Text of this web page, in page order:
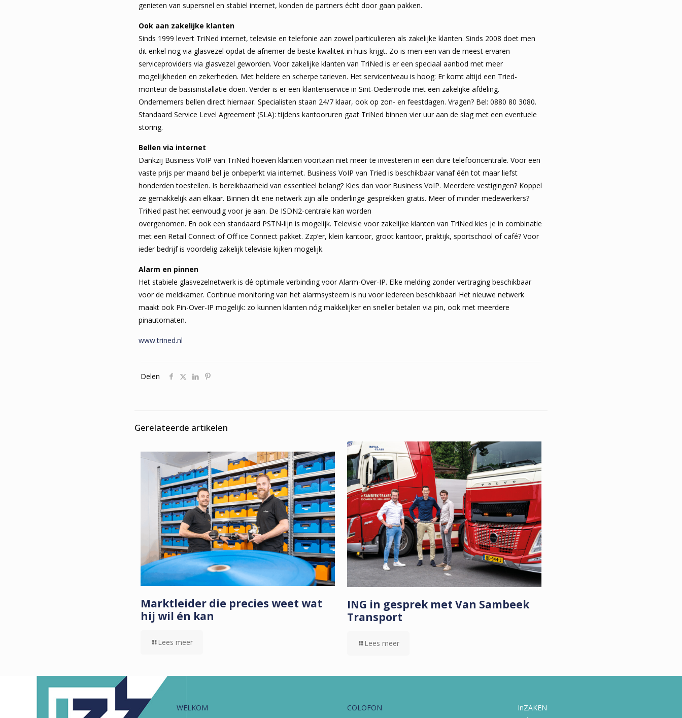
genieten van supersnel en stabiel internet, konden de partners écht door gaan pakken.
Ook aan zakelijke klanten
Sinds 1999 levert TriNed internet, televisie en telefonie aan zowel particulieren als zakelijke klanten. Sinds 2008 doet men
dit enkel nog via glasvezel opdat de afnemer de beste kwaliteit in huis krijgt. Zo is men een van de meest ervaren
serviceproviders via glasvezel geworden. Voor zakelijke klanten van TriNed is er een speciaal aanbod met meer
mogelijkheden en zekerheden. Met heldere en scherpe tarieven. Het serviceniveau is hoog: Er komt altijd een Tried-
monteur de basisinstallatie doen. Verder is er een klantenservice in Sint-Oedenrode met een zakelijke afdeling.
Ondernemers bellen direct hiernaar. Specialisten staan 24/7 klaar, ook op zon- en feestdagen. Vragen? Bel: 0880 80 3080.
Standaard Service Level Agreement (SLA): tijdens kantooruren gaat TriNed binnen vier uur aan de slag met een eventuele
storing.
Bellen via internet
Dankzij Business VoIP van TriNed hoeven klanten voortaan niet meer te investeren in een dure telefooncentrale. Voor een
vaste prijs per maand bel je onbeperkt via internet. Business VoIP van Tried is beschikbaar vanaf één tot maar liefst
honderden toestellen. Is bereikbaarheid van essentieel belang? Kies dan voor Business VoIP. Meerdere vestigingen? Koppel
ze gemakkelijk aan elkaar. Binnen dit ene netwerk zijn alle onderlinge gesprekken gratis. Meer of minder medewerkers?
TriNed past het eenvoudig voor je aan. De ISDN2-centrale kan worden
overgenomen. En ook een standaard PSTN-lijn is mogelijk. Televisie voor zakelijke klanten van TriNed kies je in combinatie
met een Retail Connect of Off ice Connect pakket. Zzp’er, klein kantoor, groot kantoor, praktijk, sportschool of café? Voor
ieder bedrijf is voordelig zakelijk televisie kijken mogelijk.
Alarm en pinnen
Het stabiele glasvezelnetwerk is dé optimale verbinding voor Alarm-Over-IP. Elke melding zonder vertraging beschikbaar
voor de meldkamer. Continue monitoring van het alarmsysteem is nu voor iedereen beschikbaar! Het nieuwe netwerk
maakt ook Pin-Over-IP mogelijk: zo kunnen klanten nóg makkelijker en sneller betalen via pin, ook met meerdere
pinautomaten.
www.trined.nl
Delen
Gerelateerde artikelen
Marktleider die precies weet wat
hij wil én kan
Lees meer
ING in gesprek met Van Sambeek
Transport
Lees meer
WELKOM
COLOFON
InZAKEN